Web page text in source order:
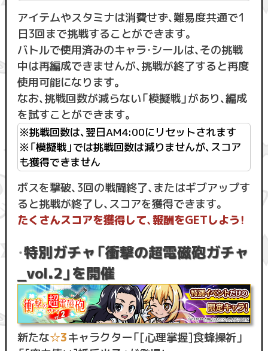
アイテムやスタミナは消費せず、難易度共通で1
日3回まで挑戦することができます。
バトルで使用済みのキャラ・シールは、その挑戦
中は再編成できませんが、挑戦が終了すると再度
使用可能になります。
なお、挑戦回数が減らない「模擬戦」があり、編成
を試すことができます。
※挑戦回数は、翌日AM4:00にリセットされます
※「模擬戦」では挑戦回数は減りませんが、スコア
も獲得できません
ボスを撃破、3回の戦闘終了、またはギブアップす
ると挑戦が終了し、スコアを獲得できます。
たくさんスコアを獲得して、報酬をGETしよう！
・特別ガチャ「衝撃の超電磁砲ガチャ
_vol.2」を開催
新たな☆3キャラクター「[心理掌握]食蜂操祈」